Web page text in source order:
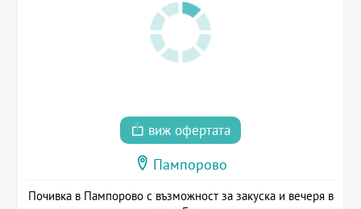
виж офертата
Пампорово
Почивка в Пампорово с възможност за закуска и вечеря в